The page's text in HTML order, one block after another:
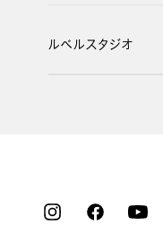
ルベルスタジオ